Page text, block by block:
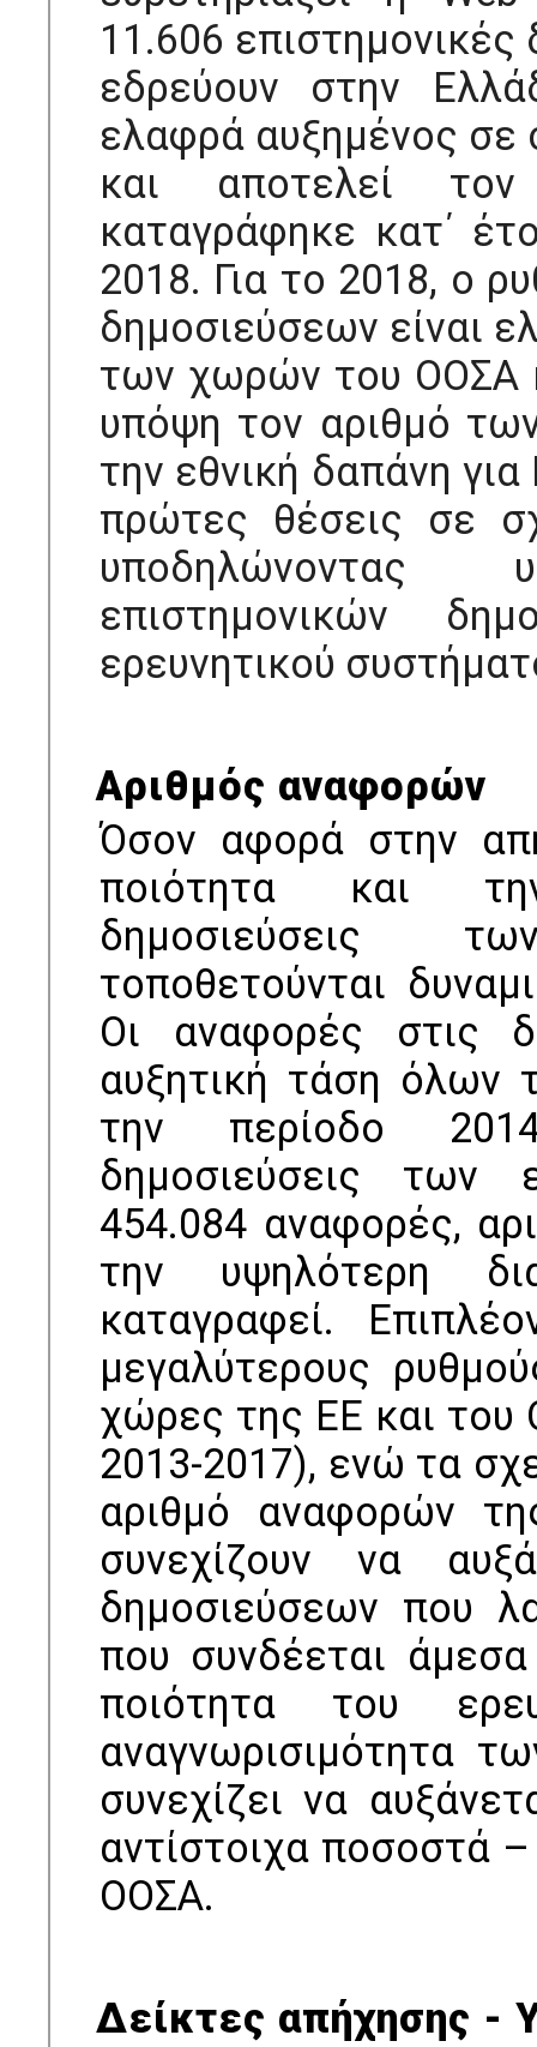
11.606
εδρεύουν στην
ελαφρά αυξημένος σε
και αποτελεί
καταγράφηκε κατ΄
2018. Για το 2018, ο
δημοσιεύσεων είναι
των χωρών του ΟΟΣΑ
υπόψη τον αριθμό
την εθνική δαπάνη
πρώτες θέσεις σε
υποδηλώνοντας
επιστημονικών
ερευνητικού
Αριθμός αναφορών
Όσον αφορά στην
ποιότητα και
δημοσιεύσεις
τοποθετούνται
Οι αναφορές στις
αυξητική τάση όλων
την περίοδο
δημοσιεύσεις των
454.084 αναφορές,
την υψηλότερη
καταγραφεί.
μεγαλύτερους
χώρες της ΕΕ και του
2013-2017), ενώ τα
αριθμό αναφορών
συνεχίζουν να
δημοσιεύσεων που
που συνδέεται
ποιότητα του
αναγνωρισιμότητα
συνεχίζει να
αντίστοιχα ποσοστά
ΟΟΣΑ.
Δείκτες απήχησης -